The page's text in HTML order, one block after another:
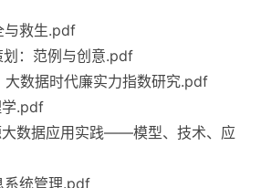
与救生.pdf
划：范例与创意.pdf
大数据时代廉实力指数研究.pdf
学.pdf
大数据应用实践——模型、技术、应
系统管理.pdf